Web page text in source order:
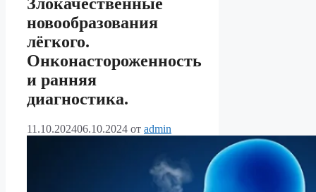
новообразования
лёгкого.
Онконастороженность
и ранняя
диагностика.
11.10.202406.10.2024 от admin